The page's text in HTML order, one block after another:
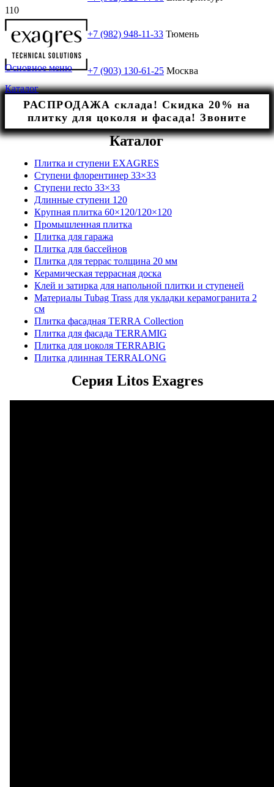
+7 (982) 948-11-33 Тюмень
+7 (903) 130-61-25 Москва
Основное меню
Каталог
РАСПРОДАЖА склада! Скидка 20% на
плитку для цоколя и фасада! Звоните
Каталог
Плитка и ступени EXAGRES
Ступени флорентинер 33×33
Ступени recto 33×33
Длинные ступени 120
Крупная плитка 60×120/120×120
Промышленная плитка
Плитка для гаража
Плитка для бассейнов
Плитка для террас толщина 20 мм
Керамическая террасная доска
Клей и затирка для напольной плитки и ступеней
Материалы Tubag Trass для укладки керамогранита 2
см
Плитка фасадная TERRA Collection
Плитка для фасада TERRAMIG
Плитка для цоколя TERRABIG
Плитка длинная TERRALONG
Серия Litos Exagres